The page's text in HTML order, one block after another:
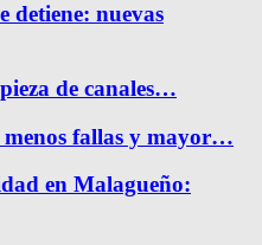
detiene: nuevas
de canales…
menos fallas y mayor…
en Malagueño: